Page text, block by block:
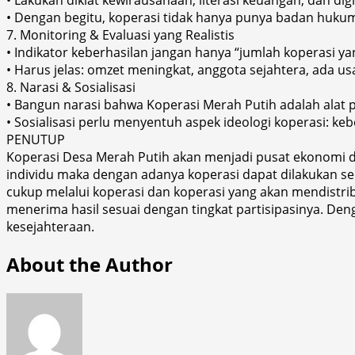
• Dengan begitu, koperasi tidak hanya punya badan
7. Monitoring & Evaluasi yang Realistis
• Indikator keberhasilan jangan hanya “jumlah koperasi
• Harus jelas: omzet meningkat, anggota sejahtera, ada
8. Narasi & Sosialisasi
• Bangun narasi bahwa Koperasi Merah Putih adalah
• Sosialisasi perlu menyentuh aspek ideologi koperasi:
PENUTUP
Koperasi Desa Merah Putih akan menjadi pusat
individu maka dengan adanya koperasi dapat dilakukan
cukup melalui koperasi dan koperasi yang akan
menerima hasil sesuai dengan tingkat partisipasinya.
kesejahteraan.
About the Author